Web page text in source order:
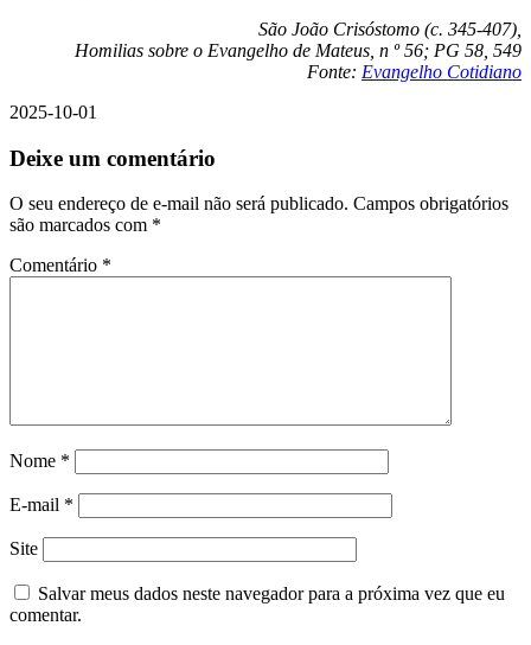
São João Crisóstomo (c. 345-407),
Homilias sobre o Evangelho de Mateus, n º 56; PG 58, 549
Fonte: Evangelho Cotidiano
2025-10-01
Deixe um comentário
O seu endereço de e-mail não será publicado. Campos obrigatórios
são marcados com *
Comentário *
Nome *
E-mail *
Site
Salvar meus dados neste navegador para a próxima vez que eu
comentar.